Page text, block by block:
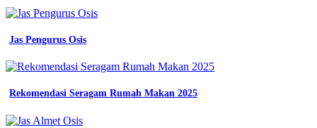
Jas Pengurus Osis
Rekomendasi Seragam Rumah Makan 2025